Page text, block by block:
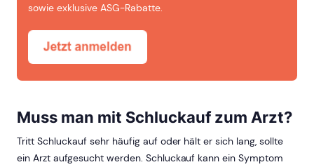
sowie exklusive ASG-Rabatte.
Muss man mit Schluckauf zum Arzt?
Tritt Schluckauf sehr häufig auf oder hält er sich lang, sollte
ein Arzt aufgesucht werden. Schluckauf kann ein Symptom